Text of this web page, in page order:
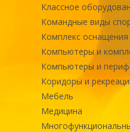
Классное
Командные виды
Комплекс оснащения
Компьютеры и
Компьютеры и
Коридоры и
Мебель
Медицина